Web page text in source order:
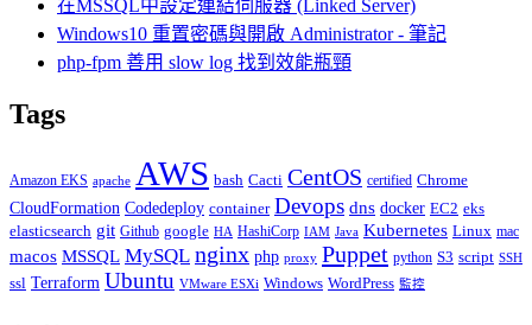
在MSSQL中設定連結伺服器 (Linked Server)
Windows10 重置密碼與開啟 Administrator - 筆記
php-fpm 善用 slow log 找到效能瓶頸
Tags
Amazon EKS apache AWS bash Cacti CentOS certified Chrome
CloudFormation Codedeploy container Devops dns docker EC2 eks
elasticsearch git Github google HA HashiCorp IAM Java Kubernetes Linux mac
macos MSSQL MySQL nginx php proxy Puppet python S3 script SSH
ssl Terraform Ubuntu VMware ESXi Windows WordPress 監控